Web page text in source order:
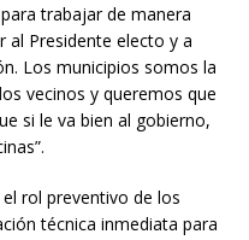
trabajar de manera
al Presidente electo y a
Los municipios somos la
vecinos y queremos que
si le va bien al gobierno,
rol preventivo de los
técnica inmediata para